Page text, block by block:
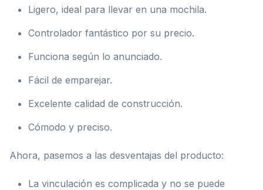
Ligero, ideal para llevar en una mochila.
Controlador fantástico por su precio.
Funciona según lo anunciado.
Fácil de emparejar.
Excelente calidad de construcción.
Cómodo y preciso.
Ahora, pasemos a las desventajas del producto:
La vinculación es complicada y no se puede